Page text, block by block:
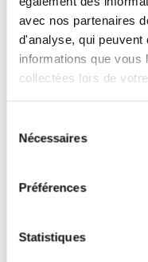
avec nos partenaires
d'analyse, qui
informations que vous
collectées lors de
consentement
Nécessaires
Préférences
Statistiques